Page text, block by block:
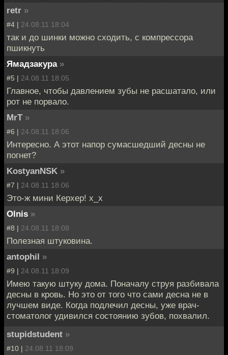
retr »
#4 | 24.08.11 18:04
так и до шинки можно сходить, с компрессора
пшикнуть
Ямадзакура »
#5 | 24.08.11 18:05
Главное, чтобы давлением зубы не расшатало, или
рот не порвало.
MrT »
#6 | 24.08.11 18:06
Интересно. А этот напор сумасшедший десны не
погнет?
KostyanNSK »
#7 | 24.08.11 18:06
Это-ж мини Керхер! x_x
Olnis »
#8 | 24.08.11 18:08
Полезная штуковина.
antophil »
#9 | 24.08.11 18:09
Имею такую штуку дома. Поначалу струя разбивала
десны в кровь. Но это от того что сами десна не в
лучшем виде. Когда подлечил десны, уже врач-
стоматолог удивился состоянию зубов, похвалил.
stupidstudent »
#10 | 24.08.11 18:09